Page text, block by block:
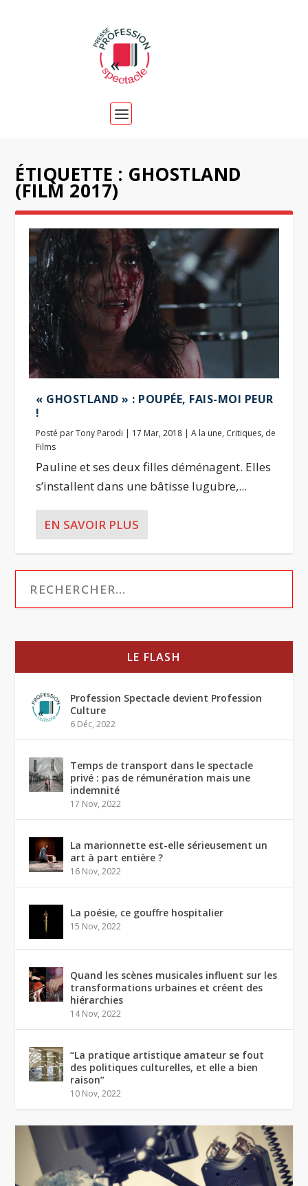
ÉTIQUETTE : GHOSTLAND
(FILM 2017)
« GHOSTLAND » : POUPÉE, FAIS-MOI PEUR
!
Posté parTony Parodi | 17 Mar, 2018 |A la une, Critiques, de
Films
Pauline et ses deux filles déménagent. Elles
s’installent dans une bâtisse lugubre,...
EN SAVOIR PLUS
LE FLASH
Profession Spectacle devient Profession
Culture
6 Déc, 2022
Temps de transport dans le spectacle
privé : pas de rémunération mais une
indemnité
17 Nov, 2022
La marionnette est-elle sérieusement un
art à part entière ?
16 Nov, 2022
La poésie, ce gouffre hospitalier
15 Nov, 2022
Quand les scènes musicales influent sur les
transformations urbaines et créent des
hiérarchies
14 Nov, 2022
“La pratique artistique amateur se fout
des politiques culturelles, et elle a bien
raison”
10 Nov, 2022